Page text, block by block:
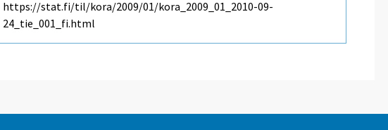
https://stat.fi/til/kora/2009/01/kora_2009_01_2010-09-
24_tie_001_fi.html